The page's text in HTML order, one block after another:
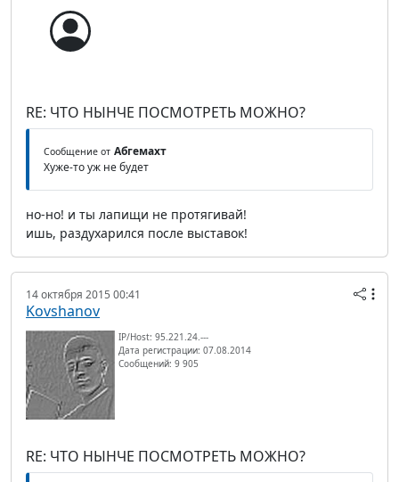
RE: ЧТО НЫНЧЕ ПОСМОТРЕТЬ МОЖНО?
Сообщение от Абгемахт
Хуже-то уж не будет
но-но! и ты лапищи не протягивай!
ишь, раздухарился после выставок!
14 октября 2015 00:41
Kovshanov
IP/Host: 95.221.24.---
Дата регистрации: 07.08.2014
Сообщений: 9 905
RE: ЧТО НЫНЧЕ ПОСМОТРЕТЬ МОЖНО?